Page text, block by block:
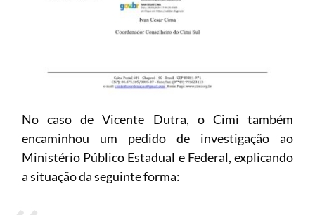
No caso de Vicente Dutra, o Cimi também
encaminhou um pedido de investigação ao
Ministério Público Estadual e Federal, explicando
a situação da seguinte forma: